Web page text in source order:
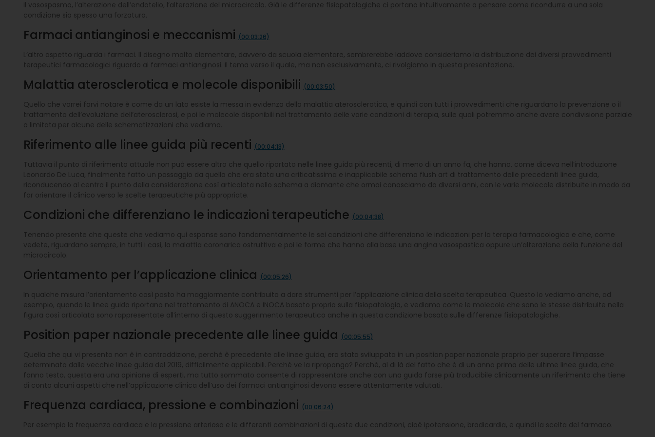
Il vasospasmo, l’alterazione dell’endotelio, l’alterazione del microcircolo. Già le differenze fisiopatologiche ci portano intuitivamente a pensare come ricondurre a una sola
condizione sia spesso una forzatura.
Farmaci antianginosi e meccanismi (00:03:26)
L’altro aspetto riguarda i farmaci. Il disegno molto elementare, davvero da scuola elementare, sembrerebbe laddove consideriamo la distribuzione dei diversi provvedimenti
terapeutici farmacologici riguardo ai farmaci antianginosi. Il tema verso il quale, ma non esclusivamente, ci rivolgiamo in questa presentazione.
Malattia aterosclerotica e molecole disponibili (00:03:50)
Quello che vorrei farvi notare è come da un lato esiste la messa in evidenza della malattia aterosclerotica, e quindi con tutti i provvedimenti che riguardano la prevenzione o il
trattamento dell’evoluzione dell’aterosclerosi, e poi le molecole disponibili nel trattamento delle varie condizioni di terapia, sulle quali potremmo anche avere condivisione parziale
o limitata per alcune delle schematizzazioni che vediamo.
Riferimento alle linee guida più recenti (00:04:13)
Tuttavia il punto di riferimento attuale non può essere altro che quello riportato nelle linee guida più recenti, di meno di un anno fa, che hanno, come diceva nell’introduzione
Leonardo De Luca, finalmente fatto un passaggio da quella che era stata una criticatissima e inapplicabile schema flush art di trattamento delle precedenti linee guida,
riconducendo al centro il punto della considerazione così articolata nello schema a diamante che ormai conosciamo da diversi anni, con le varie molecole distribuite in modo da
far orientare il clinico verso le scelte terapeutiche più appropriate.
Condizioni che differenziano le indicazioni terapeutiche (00:04:38)
Tenendo presente che queste che vediamo qui espanse sono fondamentalmente le sei condizioni che differenziano le indicazioni per la terapia farmacologica e che, come
vedete, riguardano sempre, in tutti i casi, la malattia coronarica ostruttiva e poi le forme che hanno alla base una angina vasospastica oppure un’alterazione della funzione del
microcircolo.
Orientamento per l’applicazione clinica (00:05:26)
In qualche misura l’orientamento così posto ha maggiormente contribuito a dare strumenti per l’applicazione clinica della scelta terapeutica. Questo lo vediamo anche, ad
esempio, quando le linee guida riportano nel trattamento di ANOCA e INOCA basato proprio sulla fisiopatologia, e vediamo come le molecole che sono le stesse distribuite nella
figura così articolata sono rappresentate all’interno di questo suggerimento terapeutico anche in questa condizione basata sulle differenze fisiopatologiche.
Position paper nazionale precedente alle linee guida (00:05:55)
Quella che qui vi presento non è in contraddizione, perché è precedente alle linee guida, era stata sviluppata in un position paper nazionale proprio per superare l’impasse
determinato dalle vecchie linee guida del 2019, difficilmente applicabili. Perché ve la ripropongo? Perché, al di là del fatto che è di un anno prima delle ultime linee guida, che
fanno testo, questa era una opinione di esperti, ma tutto sommato consente di rappresentare anche con una guida forse più traducibile clinicamente un riferimento che tiene
di conto alcuni aspetti che nell’applicazione clinica dell’uso dei farmaci antianginosi devono essere attentamente valutati.
Frequenza cardiaca, pressione e combinazioni (00:06:24)
Per esempio la frequenza cardiaca e la pressione arteriosa e le differenti combinazioni di queste due condizioni, cioè ipotensione, bradicardia, e quindi la scelta del farmaco.